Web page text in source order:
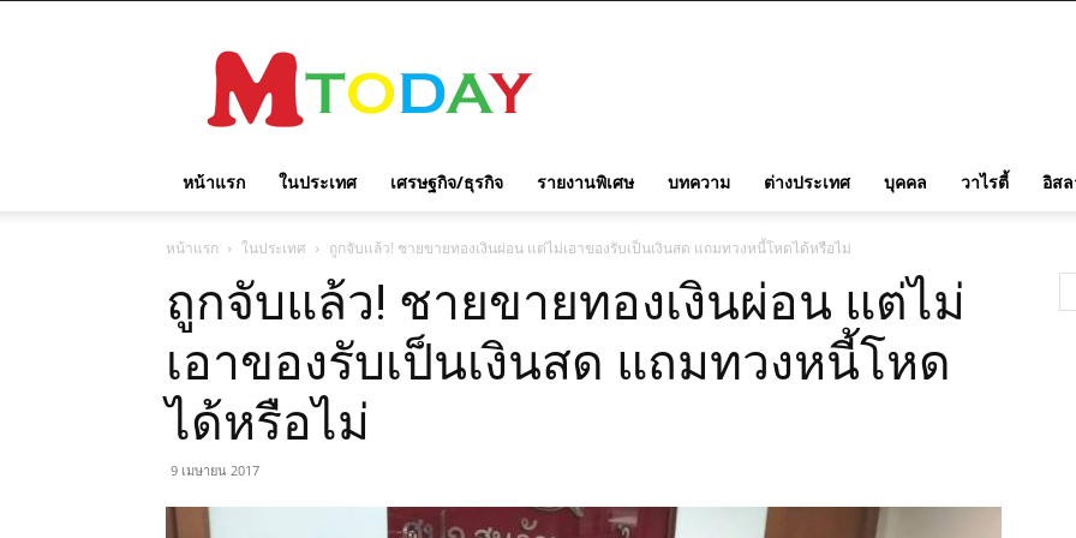
TODAY
หน้าแรก ในประเทศ เศรษฐกิจ/ธุรกิจ รายงานพิเศษ บทความ ต่างประเทศ บุคคล วาไรตี้ อิส
หน้าแรก ในประเทศ ถูกจับแล้ว! ชายขายทองเงินผ่อน แต่ไม่เอาของรับเป็นเงินสด แถมทวงหนี้โหดได้หรือไม่
ถูกจับแล้ว! ชายขายทองเงินผ่อน แต่ไม่
เอาของรับเป็นเงินสด แถมทวงหนี้โหด
ได้หรือไม่
9 เมษายน 2017